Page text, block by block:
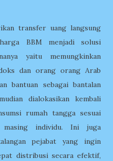
transfer uang langsung
BBM menjadi solusi
yaitu memungkinkan
dan orang orang Arab
bantuan sebagai bantalan
dialokasikan kembali
rumah tangga sesuai
masing individu. Ini juga
pejabat yang ingin
distribusi secara efektif,